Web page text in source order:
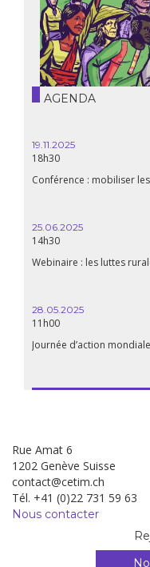
AGENDA
19.11.2025
18h30
Conférence : mobiliser
25.06.2025
14h30
Webinaire : les luttes
28.05.2025
11h00
Journée d’action
Rue Amat 6
1202 Genève Suisse
contact@cetim.ch
Tél. +41 (0)22 731 59 63
Nous contacter